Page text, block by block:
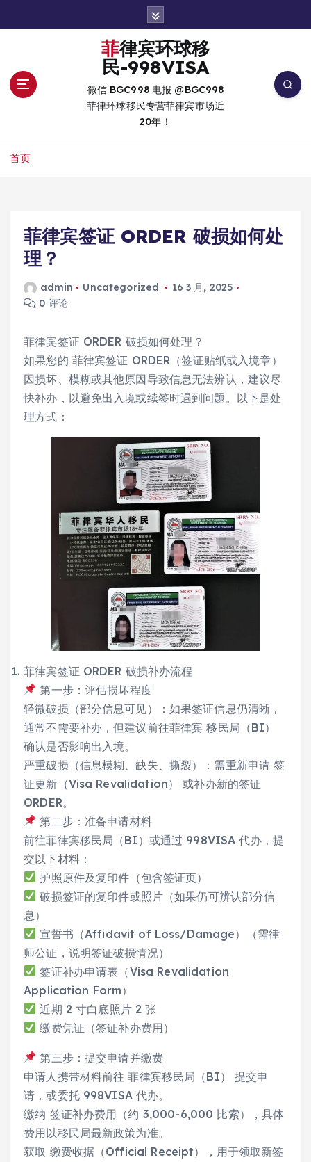
菲律宾环球移
民-998VISA
微信 BGC998 电报 @BGC998
菲律环球移民专营菲律宾市场近
20年！
首页
菲律宾签证 ORDER 破损如何处
理？
admin Uncategorized
16 3 月, 2025
0 评论
菲律宾签证 ORDER 破损如何处理？
如果您的 菲律宾签证 ORDER（签证贴纸或入境章）
因损坏、模糊或其他原因导致信息无法辨认，建议尽
快补办，以避免出入境或续签时遇到问题。以下是处
理方式：
菲律宾签证 ORDER 破损补办流程
第一步：评估损坏程度
轻微破损（部分信息可见）：如果签证信息仍清晰，
通常不需要补办，但建议前往菲律宾 移民局（BI）
确认是否影响出入境。
严重破损（信息模糊、缺失、撕裂）：需重新申请 签
证更新（Visa Revalidation） 或补办新的签证
ORDER。
第二步：准备申请材料
前往菲律宾移民局（BI）或通过 998VISA 代办，提
交以下材料：
护照原件及复印件（包含签证页）
破损签证的复印件或照片（如果仍可辨认部分信
息）
宣誓书（Affidavit of Loss/Damage）（需律
师公证，说明签证破损情况）
签证补办申请表（Visa Revalidation
Application Form）
近期 2 寸白底照片 2 张
缴费凭证（签证补办费用）
第三步：提交申请并缴费
申请人携带材料前往 菲律宾移民局（BI） 提交申
请，或委托 998VISA 代办。
缴纳 签证补办费用（约 3,000-6,000 比索），具体
费用以移民局最新政策为准。
获取 缴费收据（Official Receipt），用于领取新签